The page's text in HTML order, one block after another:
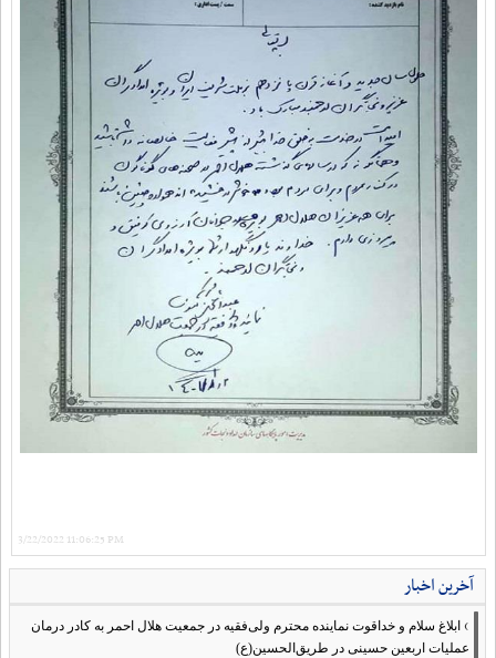
3/22/2022 11:06:25 PM
آخرین اخبار
› ابلاغ سلام و خداقوت نماینده محترم ولی‌فقیه در جمعیت هلال احمر به کادر درمان
عملیات اربعین حسینی در طریق‌الحسین(ع)